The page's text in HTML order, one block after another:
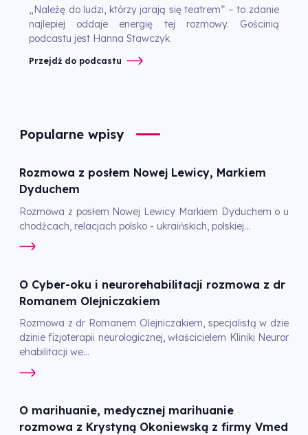
„Należę do ludzi, którzy jarają się teatrem” – to zdanie
najlepiej oddaje energię tej rozmowy. Gościnią
podcastu jest Hanna Stawczyk
Przejdź do podcastu
Popularne wpisy
Rozmowa z posłem Nowej Lewicy, Markiem
Dyduchem
Rozmowa z posłem Nowej Lewicy Markiem Dyduchem o u
chodźcach, relacjach polsko - ukraińskich, polskiej...
O Cyber-oku i neurorehabilitacji rozmowa z dr
Romanem Olejniczakiem
Rozmowa z dr Romanem Olejniczakiem, specjalistą w dzie
dzinie fizjoterapii neurologicznej, właścicielem Kliniki Neuror
ehabilitacji we...
O marihuanie, medycznej marihuanie
rozmowa z Krystyną Okoniewską z firmy Vmed